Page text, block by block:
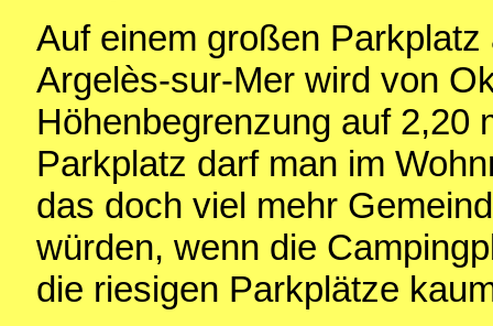
Auf einem großen
Argelès-sur-Mer wird von
Höhenbegrenzung auf 2,20
Parkplatz darf man im
das doch viel mehr
würden, wenn die
die riesigen Parkplätze